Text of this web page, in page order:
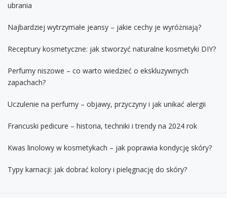
ubrania
Najbardziej wytrzymałe jeansy – jakie cechy je wyróżniają?
Receptury kosmetyczne: jak stworzyć naturalne kosmetyki DIY?
Perfumy niszowe – co warto wiedzieć o ekskluzywnych
zapachach?
Uczulenie na perfumy – objawy, przyczyny i jak unikać alergii
Francuski pedicure – historia, techniki i trendy na 2024 rok
Kwas linolowy w kosmetykach – jak poprawia kondycję skóry?
Typy karnacji: jak dobrać kolory i pielęgnację do skóry?